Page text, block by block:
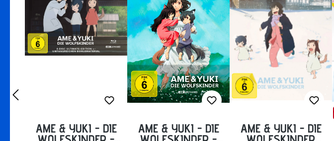
AME & YUKI - DIE AME & YUKI - DIE AME & YUKI - DIE